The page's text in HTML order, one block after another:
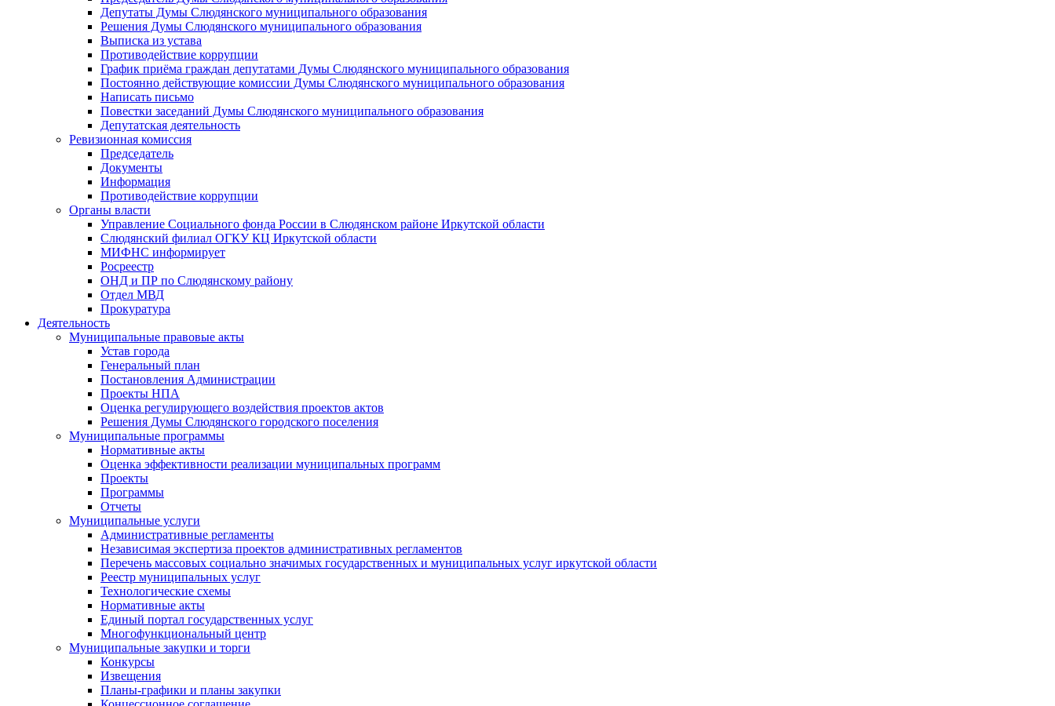
Депутаты Думы Слюдянского муниципального образования
Решения Думы Слюдянского муниципального образования
Выписка из устава
Противодействие коррупции
График приёма граждан депутатами Думы Слюдянского муниципального образования
Постоянно действующие комиссии Думы Слюдянского муниципального образования
Написать письмо
Повестки заседаний Думы Слюдянского муниципального образования
Депутатская деятельность
Ревизионная комиссия
Председатель
Документы
Информация
Противодействие коррупции
Органы власти
Управление Социального фонда России в Слюдянском районе Иркутской области
Слюдянский филиал ОГКУ КЦ Иркутской области
МИФНС информирует
Росреестр
ОНД и ПР по Слюдянскому району
Отдел МВД
Прокуратура
Деятельность
Муниципальные правовые акты
Устав города
Генеральный план
Постановления Администрации
Проекты НПА
Оценка регулирующего воздействия проектов актов
Решения Думы Слюдянского городского поселения
Муниципальные программы
Нормативные акты
Оценка эффективности реализации муниципальных программ
Проекты
Программы
Отчеты
Муниципальные услуги
Административные регламенты
Независимая экспертиза проектов административных регламентов
Перечень массовых социально значимых государственных и муниципальных услуг иркутской области
Реестр муниципальных услуг
Технологические схемы
Нормативные акты
Единый портал государственных услуг
Многофункциональный центр
Муниципальные закупки и торги
Конкурсы
Извещения
Планы-графики и планы закупки